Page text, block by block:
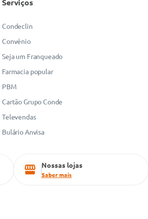
Serviços
Condeclin
Convênio
Seja um Franqueado
Farmacia popular
PBM
Cartão Grupo Conde
Televendas
Bulário Anvisa
Nossas lojas
Saber mais